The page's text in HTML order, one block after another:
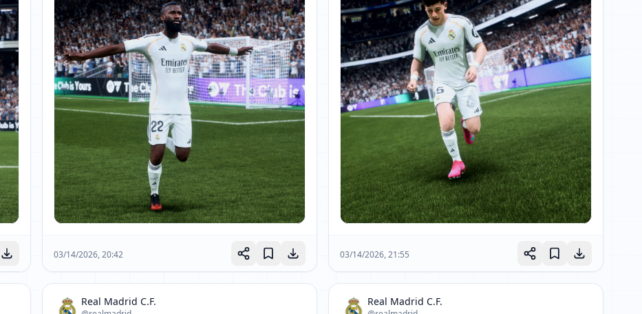
03/14/2026, 20:42 03/14/2026, 21:55
Real Madrid C.F. Real Madrid C.F.